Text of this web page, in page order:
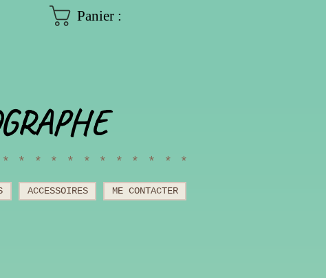
Panier :
ACCESSOIRES ME CONTACTER